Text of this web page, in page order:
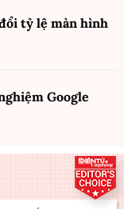
tỷ lệ màn hình
Google